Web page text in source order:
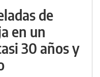
de
en un
30 años y